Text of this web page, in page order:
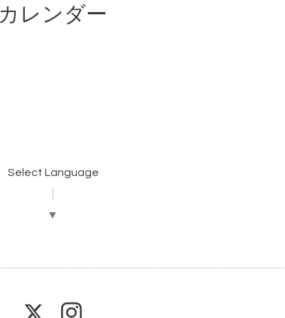
カレンダー
Select Language
▼